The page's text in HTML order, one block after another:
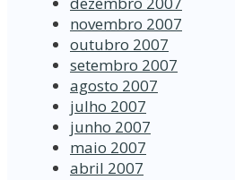
novembro 2007
outubro 2007
setembro 2007
agosto 2007
julho 2007
junho 2007
maio 2007
abril 2007